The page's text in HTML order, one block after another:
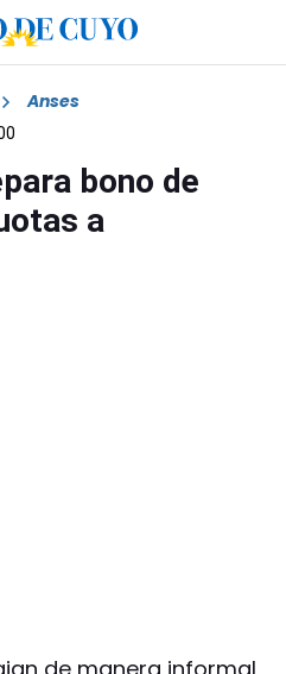
Anses
bono de
a